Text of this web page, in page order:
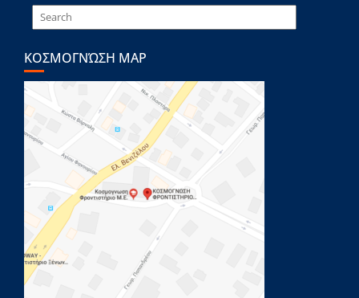
ΚΟΣΜΟΓΝΏΣΗ MAP